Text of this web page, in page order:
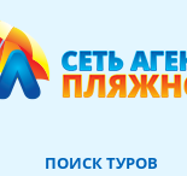
ПОИСК ТУРОВ